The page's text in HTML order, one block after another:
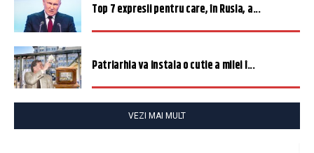
Top 7 expresii pentru care, în Rusia, a...
Patriarhia va instala o cutie a milei î...
VEZI MAI MULT